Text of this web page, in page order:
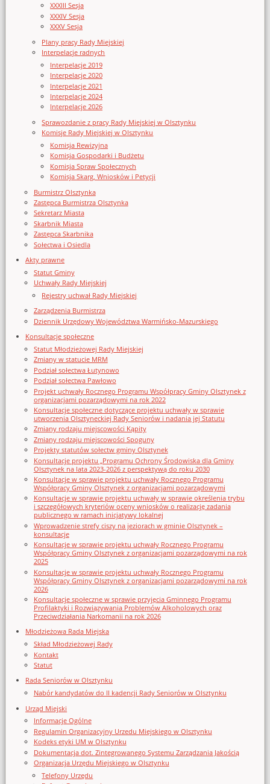
XXXIII Sesja
XXXIV Sesja
XXXV Sesja
Plany pracy Rady Miejskiej
Interpelacje radnych
Interpelacje 2019
Interpelacje 2020
Interpelacje 2021
Interpelacje 2024
Interpelacje 2026
Sprawozdanie z pracy Rady Miejskiej w Olsztynku
Komisje Rady Miejskiej w Olsztynku
Komisja Rewizyjna
Komisja Gospodarki i Budżetu
Komisja Spraw Społecznych
Komisja Skarg, Wniosków i Petycji
Burmistrz Olsztynka
Zastępca Burmistrza Olsztynka
Sekretarz Miasta
Skarbnik Miasta
Zastępca Skarbnika
Sołectwa i Osiedla
Akty prawne
Statut Gminy
Uchwały Rady Miejskiej
Rejestry uchwał Rady Miejskiej
Zarządzenia Burmistrza
Dziennik Urzędowy Województwa Warmińsko-Mazurskiego
Konsultacje społeczne
Statut Młodzieżowej Rady Miejskiej
Zmiany w statucie MRM
Podział sołectwa Łutynowo
Podział sołectwa Pawłowo
Projekt uchwały Rocznego Programu Współpracy Gminy Olsztynek z
organizacjami pozarządowymi na rok 2022
Konsultacje społeczne dotyczące projektu uchwały w sprawie
utworzenia Olsztyneckiej Rady Seniorów i nadania jej Statutu
Zmiany rodzaju miejscowości Kąpity
Zmiany rodzaju miejscowości Spoguny
Projekty statutów sołectw gminy Olsztynek
Konsultacje projektu „Programu Ochrony Środowiska dla Gminy
Olsztynek na lata 2023-2026 z perspektywą do roku 2030
Konsultacje w sprawie projektu uchwały Rocznego Programu
Współpracy Gminy Olsztynek z organizacjami pozarządowymi
Konsultacje w sprawie projektu uchwały w sprawie określenia trybu
i szczegółowych kryteriów oceny wniosków o realizację zadania
publicznego w ramach inicjatywy lokalnej
Wprowadzenie strefy ciszy na jeziorach w gminie Olsztynek –
konsultacje
Konsultacje w sprawie projektu uchwały Rocznego Programu
Współpracy Gminy Olsztynek z organizacjami pozarządowymi na rok
2025
Konsultacje w sprawie projektu uchwały Rocznego Programu
Współpracy Gminy Olsztynek z organizacjami pozarządowymi na rok
2026
Konsultacje społeczne w sprawie przyjęcia Gminnego Programu
Profilaktyki i Rozwiązywania Problemów Alkoholowych oraz
Przeciwdziałania Narkomanii na rok 2026
Młodzieżowa Rada Miejska
Skład Młodzieżowej Rady
Kontakt
Statut
Rada Seniorów w Olsztynku
Nabór kandydatów do II kadencji Rady Seniorów w Olsztynku
Urząd Miejski
Informacje Ogólne
Regulamin Organizacyjny Urzedu Miejskiego w Olsztynku
Kodeks etyki UM w Olsztynku
Dokumentacja dot. Zintegrowanego Systemu Zarządzania Jakością
Organizacja Urzędu Miejskiego w Olsztynku
Telefony Urzędu